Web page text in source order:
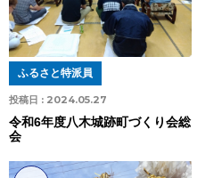
投稿日 : 2024.05.27
ふるさと特派員
令和6年度八木城跡町づくり会総
会